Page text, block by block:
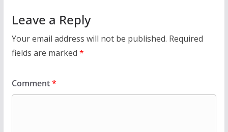
Leave a Reply
Your email address will not be published. Required
fields are marked *
Comment*